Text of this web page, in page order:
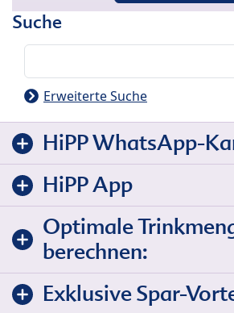
Suche
Erweiterte Suche
HiPP WhatsApp-
HiPP App
Optimale
berechnen:
Exklusive Spar-